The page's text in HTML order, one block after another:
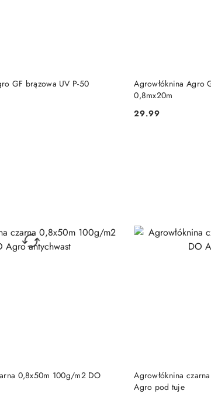
GF brązowa UV P-50
DO KOSZYKA
Agrowłóknina Agro
0,8mx20m
Cena:
29.99
0,8x50m 100g/m2 DO
DO KOSZYKA
Agrowłóknina
Agro pod tuje